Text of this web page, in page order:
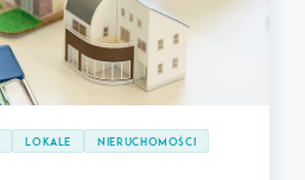
Lokale Nieruchomości